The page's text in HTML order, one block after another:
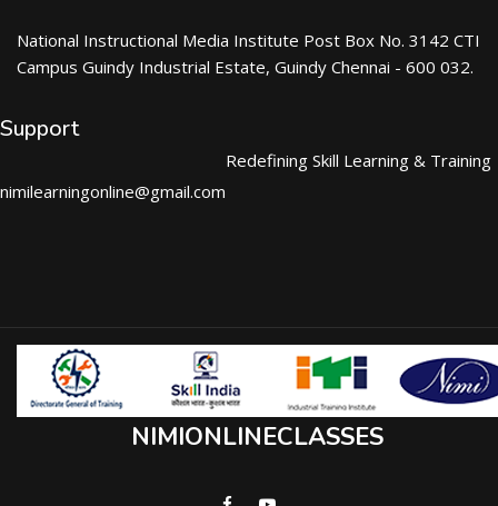
National Instructional Media Institute Post Box No. 3142 CTI
Campus Guindy Industrial Estate, Guindy Chennai - 600 032.
Support
nimilearningonline@gmail.com
Redefining Skill Learning & Training
NIMIONLINECLASSES